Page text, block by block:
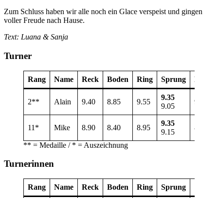
Zum Schluss haben wir alle noch ein Glace verspeist und gingen
voller Freude nach Hause.
Text: Luana & Sanja
Turner
Rang Name Reck Boden Ring Sprung Barren
2** Alain 9.40 8.85 9.55
9.35
9.05
9.00
11* Mike 8.90 8.40 8.95
9.35
9.15
8.90
** = Medaille / * = Auszeichnung
Turnerinnen
Rang Name Reck Boden Ring Sprung